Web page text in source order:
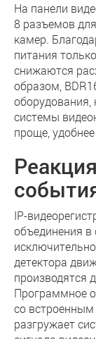
На панели
8 разъемов
камер.
питания
снижаются
образом,
оборудования,
системы
проще,
IP-
объединения
детектора
производятся
Программное
со
разгружает